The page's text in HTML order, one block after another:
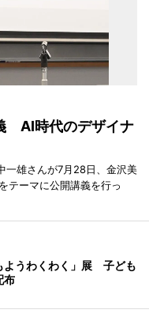
AI時代のデザイナ
一雄さんが7月28日、金沢美
テーマに公開講義を行っ
ようわくわく」展 子ども
布